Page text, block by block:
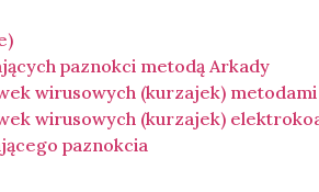
paznokci metodą Arkady
wirusowych (kurzajek)
wirusowych (kurzajek)
paznokcia